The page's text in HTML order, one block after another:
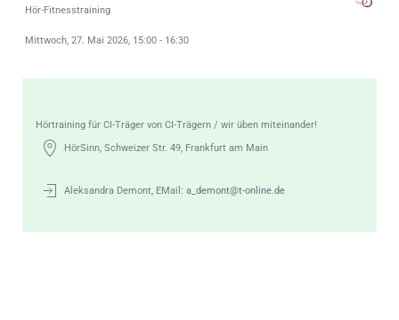
Hör-Fitnesstraining
Mittwoch, 27. Mai 2026, 15:00 - 16:30
Hörtraining für CI-Träger von CI-Trägern / wir üben miteinander!
HörSinn, Schweizer Str. 49, Frankfurt am Main
Aleksandra Demont, EMail: a_demont@t-online.de